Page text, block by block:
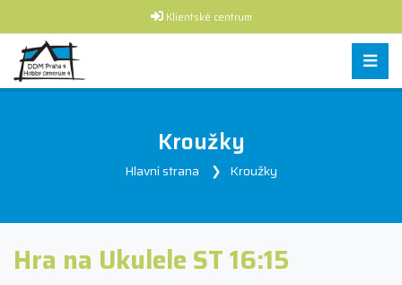
Klientské centrum
Kroužky
Hlavní strana Kroužky
Hra na Ukulele ST 16:15